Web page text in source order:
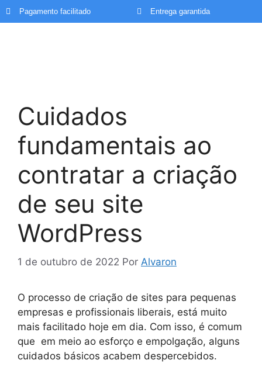
Pagamento facilitado Entrega garantida
Cuidados
fundamentais ao
contratar a criação
de seu site
WordPress
1 de outubro de 2022 Por Alvaron
O processo de criação de sites para pequenas
empresas e profissionais liberais, está muito
mais facilitado hoje em dia. Com isso, é comum
que em meio ao esforço e empolgação, alguns
cuidados básicos acabem despercebidos.